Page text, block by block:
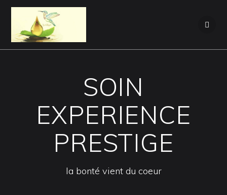
SOIN
EXPERIENCE
PRESTIGE
la bonté vient du coeur